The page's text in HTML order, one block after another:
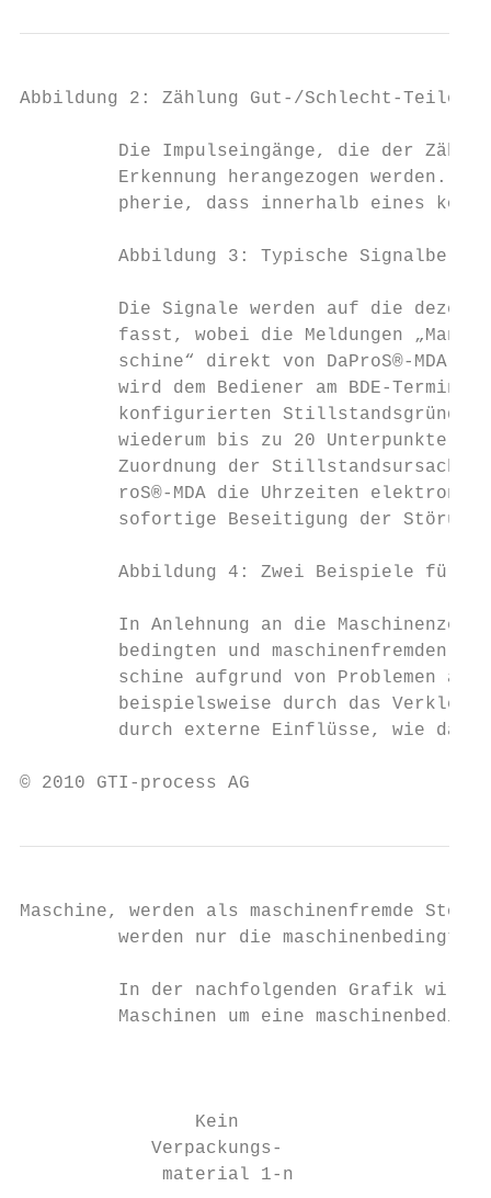
Abbildung 2: Zählung Gut-/Schlecht-Teile
Die Impulseingänge, die der
Erkennung herangezogen werden.
pherie, dass innerhalb eines
Abbildung 3: Typische
Die Signale werden auf die
fasst, wobei die Meldungen
schine“ direkt von DaProS®-MDA
wird dem Bediener am BDE-
konfigurierten
wiederum bis zu 20 Unterpunkte
Zuordnung der Stillstandsursache
roS®-MDA die Uhrzeiten
sofortige Beseitigung der Störung
Abbildung 4: Zwei Beispiele für
In Anlehnung an die
bedingten und maschinenfremden
schine aufgrund von Problemen an
beispielsweise durch das
durch externe Einflüsse, wie das
© 2010 GTI-process AG
Maschine, werden als maschinenfremde
werden nur die maschinenbedingten
In der nachfolgenden Grafik wird
Maschinen um eine
Kein
            Verpackungs-
             material 1-n